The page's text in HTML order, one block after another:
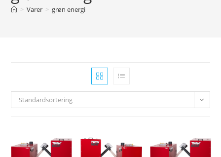
> Varer > grøn energi
Standardsortering